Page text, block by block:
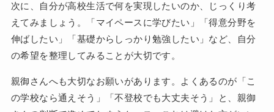
次に、自分が高校生活で何を実現したいのか、じっくり考
えてみましょう。「マイペースに学びたい」「得意分野を
伸ばしたい」「基礎からしっかり勉強したい」など、自分
の希望を整理してみることが大切です。
親御さんへも大切なお願いがあります。よくあるのが「こ
の学校なら通えそう」「不登校でも大丈夫そう」と、親御